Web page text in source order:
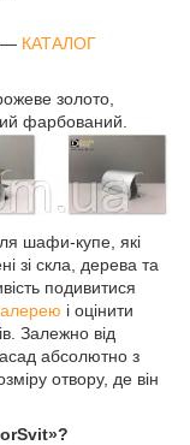
— КАТАЛОГ
золото,
фарбований.
шафи-купе, які
зі скла, дерева та
подивитися
і оцінити
Залежно від
абсолютно з
отвору, де він